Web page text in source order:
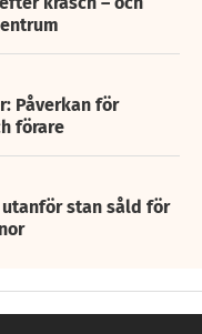
Påverkan för
förare
stan såld för